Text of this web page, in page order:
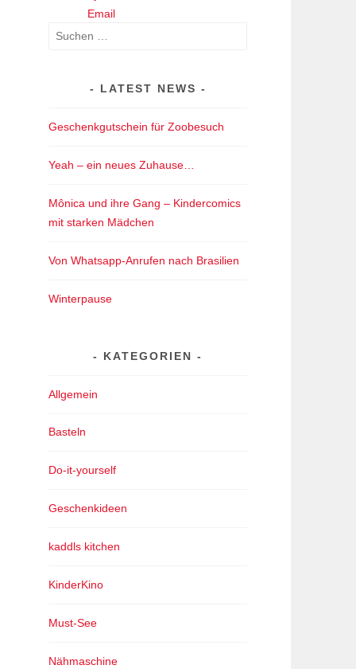
Suchen
LATEST NEWS
Geschenkgutschein für Zoobesuch
Yeah – ein neues Zuhause…
Mônica und ihre Gang – Kindercomics
mit starken Mädchen
Von Whatsapp-Anrufen nach Brasilien
Winterpause
KATEGORIEN
Allgemein
Basteln
Do-it-yourself
Geschenkideen
kaddls kitchen
KinderKino
Must-See
Nähmaschine